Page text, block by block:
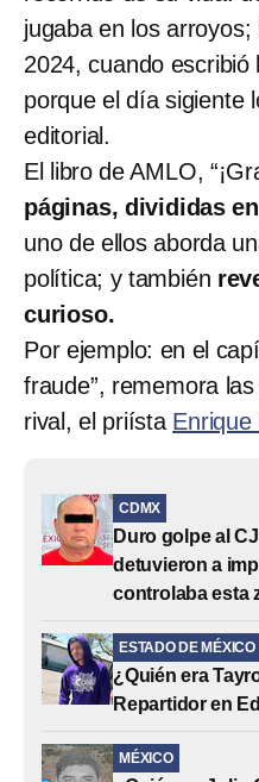
jugaba en los
2024, cuando
porque el día sigiente
editorial.
El libro de AMLO,
páginas, divididas
uno de ellos aborda
política; y también
curioso.
Por ejemplo: en el
fraude”, rememora
rival, el priísta Enrique
CDMX
Duro golpe al
detuvieron a
controlaba esta
ESTADO DE MÉXICO
¿Quién era
Repartidor en
MÉXICO